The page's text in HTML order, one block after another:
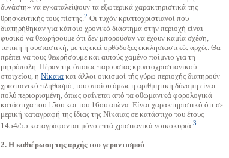
δυνάστη» να εγκαταλείψουν τα εξωτερικά χαρακτηριστικά της
θρησκευτικής τους πίστης.2 Οι τυχόν κρυπτοχριστιανοί που
διατηρήθηκαν για κάποιο χρονικό διάστημα στην περιοχή είναι
φυσικό να θεωρήσουμε ότι δεν μπορούσαν να έχουν καμία σχέση,
τυπική ή ουσιαστική, με τις εκεί ορθόδοξες εκκλησιαστικές αρχές. Θα
πρέπει να τους θεωρήσουμε και αυτούς χαμένο ποίμνιο για τη
μητρόπολη. Πέραν της όποιας παρουσίας κρυπτοχριστιανικού
στοιχείου, η Νίκαια και άλλοι οικισμοί τής γύρω περιοχής διατηρούν
χριστιανικό πληθυσμό, του οποίου όμως η αριθμητική δύναμη είναι
πολύ περιορισμένη, όπως φαίνεται από τα οθωμανικά φορολογικά
κατάστιχα του 15ου και του 16ου αιώνα. Είναι χαρακτηριστικό ότι σε
μερική καταγραφή της ίδιας της Νίκαιας σε κατάστιχο του έτους
1454/55 καταγράφονται μόνο επτά χριστιανικά νοικοκυριά. 3
2. Η καθιέρωση της αρχής του γεροντισμού